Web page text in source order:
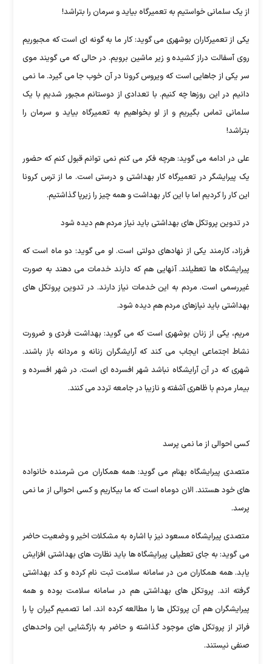
از یک سلمانی خواستیم به تعمیرگاه بیاید و سرمان را بتراشد!
یکی از تعمیرکاران بوشهری می گوید: کار ما به گونه ای است که مجبوریم
روی آسفالت دراز کشیده و زیر ماشین برویم. در حالی که می گویند موی
سر یکی از جاهایی است که ویروس کرونا در آن خوب جا می گیرد. ما نمی
دانیم در این روزها چه کنیم. با تعدادی از دوستانم مجبور شدیم با یک
سلمانی تماس بگیریم و از او بخواهیم به تعمیرگاه بیاید و سرمان را
بتراشد!
علی در ادامه می گوید: هرچه فکر می کنم نمی توانم قبول کنم که حضور
یک پیرایشگر در تعمیرگاه کار بهداشتی و درستی است. ما از ترس کرونا
این کار را کردیم اما با این کار بهداشت و همه چیز را زیرپا گذاشتیم.
در تدوین پروتکل های بهداشتی باید نیاز مردم هم دیده شود
فرزاد، کارمند یکی از نهادهای دولتی است. او می گوید: دو ماه است که
پیرایشگاه ها تعطیلند. آنهایی هم که دارند خدمات می دهند به صورت
غیررسمی است. مردم به این خدمات نیاز دارند. در تدوین پروتکل های
بهداشتی باید نیازهای مردم هم دیده شود.
مریم، یکی از زنان بوشهری است که می گوید: بهداشت فردی و ضرورت
نشاط اجتماعی ایجاب می کند که آرایشگران زنانه و مردانه باز باشند.
شهری که در آن آرایشگاه نباشد شهر افسرده ای است. در شهر افسرده و
بیمار مردم با ظاهری آشفته و نازیبا در جامعه تردد می کنند.
کسی احوالی از ما نمی پرسد
متصدی پیرایشگاه بهنام می گوید: همه همکاران من شرمنده خانواده
های خود هستند. الان دوماه است که ما بیکاریم و کسی احوالی از ما نمی
پرسد.
متصدی پیرایشگاه مسعود نیز با اشاره به مشکلات اخیر و وضعیت حاضر
می گوید: به جای تعطیلی پیرایشگاه ها باید نظارت های بهداشتی افزایش
یابد. همه همکاران من در سامانه سلامت ثبت نام کرده و کد بهداشتی
گرفته اند. پروتکل های بهداشتی هم در سامانه سلامت بوده و همه
پیرایشگران هم آن پروتکل ها را مطالعه کرده اند. اما تصمیم گیران پا را
فراتر از پروتکل های موجود گذاشته و حاضر به بازگشایی این واحدهای
صنفی نیستند.